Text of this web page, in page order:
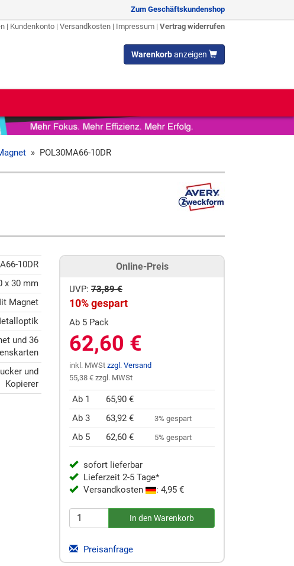
Zum Geschäftskundenshop
| Kundenkonto | Versandkosten | Impressum | Vertrag widerrufen
Warenkorbanzeigen
» POL30MA66-10DR
10DR
x 30 mm
Magnet
und 36
und
Kopierer
Online-Preis
UVP: 73,89 €
10% gespart
Ab 5 Pack
62,60 €
inkl. MWSt zzgl. Versand
55,38 € zzgl. MWSt
Ab 1
65,90 €
Ab 3
63,92 € 3% gespart
Ab 5 62,60 € 5% gespart
sofort lieferbar
Lieferzeit 2-5 Tage*
Versandkosten
: 4,95 €
Preisanfrage